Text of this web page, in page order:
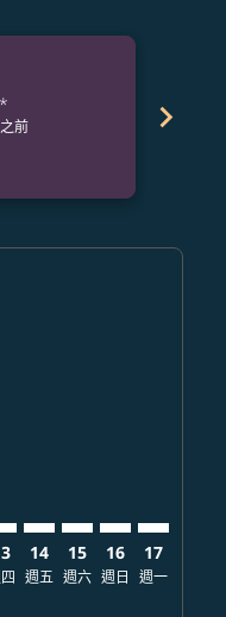
*
前
chevron_right
14
週五
15
週六
16
週日
17
週一